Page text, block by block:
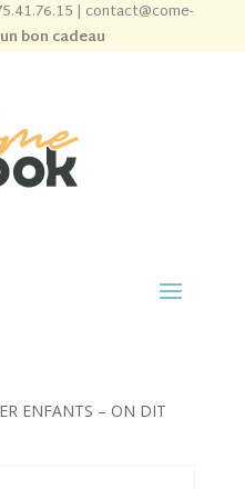
| contact@come-
un bon cadeau
ENFANTS – ON DIT